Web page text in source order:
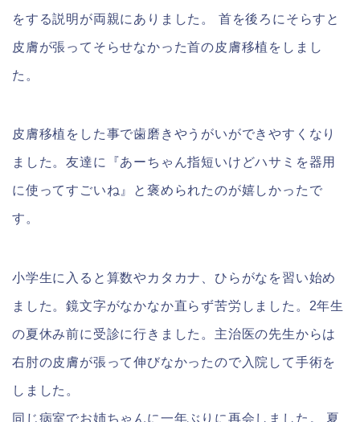
をする説明が両親にありました。 首を後ろにそらすと
皮膚が張ってそらせなかった首の皮膚移植をしまし
た。
皮膚移植をした事で歯磨きやうがいができやすくなり
ました。友達に『あーちゃん指短いけどハサミを器用
に使ってすごいね』と褒められたのが嬉しかったで
す。
小学生に入ると算数やカタカナ、ひらがなを習い始め
ました。鏡文字がなかなか直らず苦労しました。2年生
の夏休み前に受診に行きました。主治医の先生からは
右肘の皮膚が張って伸びなかったので入院して手術を
しました。
同じ病室でお姉ちゃんに一年ぶりに再会しました。 夏